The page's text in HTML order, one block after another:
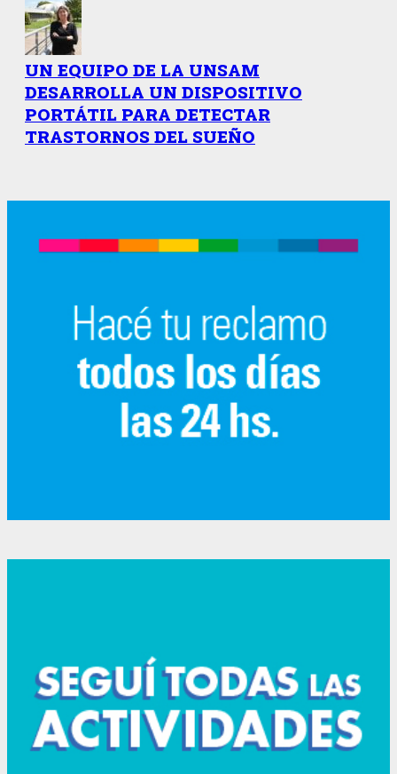
UN EQUIPO DE LA UNSAM
DESARROLLA UN DISPOSITIVO
PORTÁTIL PARA DETECTAR
TRASTORNOS DEL SUEÑO